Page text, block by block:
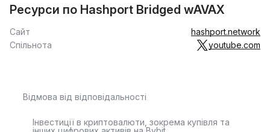
Ресурси по Hashport Bridged wAVAX
Сайт
hashport.network
Спільнота
youtube.com
Відмова від відповідальності
Інвестиції в криптовалюти, зокрема купівля та